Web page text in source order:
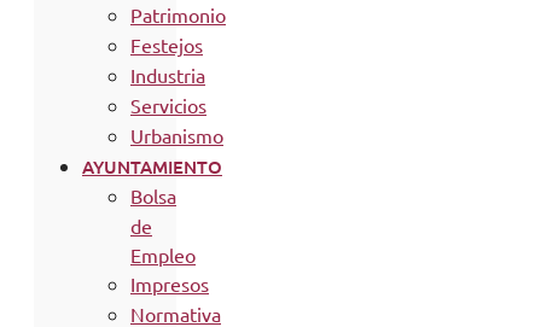
Patrimonio
Festejos
Industria
Servicios
Urbanismo
AYUNTAMIENTO
Bolsa
de
Empleo
Impresos
Normativa